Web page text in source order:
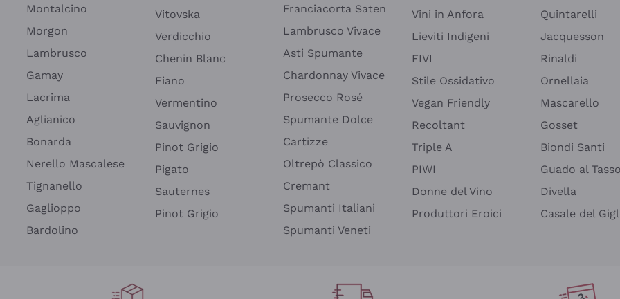
Montalcino
Morgon
Lambrusco
Gamay
Lacrima
Aglianico
Bonarda
Nerello Mascalese
Tignanello
Gaglioppo
Bardolino
Vitovska
Verdicchio
Chenin Blanc
Fiano
Vermentino
Sauvignon
Pinot Grigio
Pigato
Sauternes
Pinot Grigio
Franciacorta Saten
Lambrusco Vivace
Asti Spumante
Chardonnay Vivace
Prosecco Rosé
Spumante Dolce
Cartizze
Oltrepò Classico
Cremant
Spumanti Italiani
Spumanti Veneti
Vini in Anfora
Lieviti Indigeni
FIVI
Stile Ossidativo
Vegan Friendly
Recoltant
Triple A
PIWI
Donne del Vino
Produttori Eroici
Quintarelli
Jacquesson
Rinaldi
Ornellaia
Mascarello
Gosset
Biondi Santi
Guado al Tasso
Divella
Casale del